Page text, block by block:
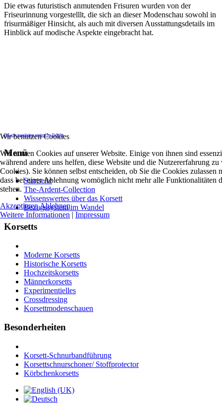
Die etwas futuristisch anmutenden Frisuren wurden von der
Friseurinnung vorgestelllt, die sich an dieser Modenschau sowohl in
frisurmäßiger Hinsicht, als auch mit diversen Ausstattungsdetails im
Hinblick auf modische Aspekte eingebracht hat.
FaLang translation system by Faboba
Menü
Startseite
The-Ardent-Collection
Wissenswertes über das Korsett
Bezugssystem im Wandel
Korsetts
Moderne Korsetts
Historische Korsetts
Hochzeitskorsetts
Männerkorsetts
Experimentielles
Crossdressing
Korsettmodenschauen
Besonderheiten
Korsett-Schnurbandführung
Korsettschnurschoner/ Stoffprotector
Körbchenkorsetts
Wir benutzen Cookies
Wir nutzen Cookies auf unserer Website. Einige von ihnen sind
während andere uns helfen, diese Website und die Nutzererfahrung zu
Cookies). Sie können selbst entscheiden, ob Sie die Cookies zulassen
dass bei einer Ablehnung womöglich nicht mehr alle Funktionalitäten
stehen.
Akzeptieren Ablehnen
Weitere Informationen | Impressum